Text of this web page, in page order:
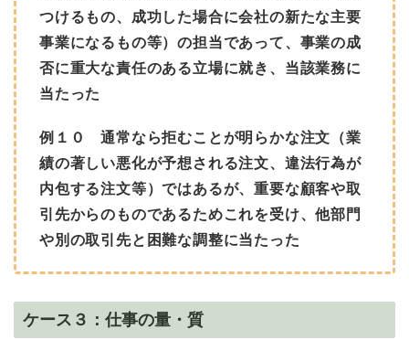
つけるもの、成功した場合に会社の新たな主要
事業になるもの等）の担当であって、事業の成
否に重大な責任のある立場に就き、当該業務に
当たった
例１０ 通常なら拒むことが明らかな注文（業
績の著しい悪化が予想される注文、違法行為が
内包する注文等）ではあるが、重要な顧客や取
引先からのものであるためこれを受け、他部門
や別の取引先と困難な調整に当たった
ケース３：仕事の量・質